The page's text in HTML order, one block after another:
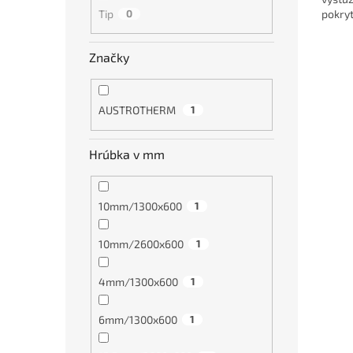
Tip 0
Značky
AUSTROTHERM 1
Hrúbka v mm
10mm/1300x600 1
10mm/2600x600 1
4mm/1300x600 1
6mm/1300x600 1